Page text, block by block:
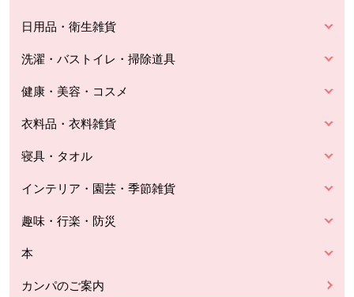
日用品・衛生雑貨
洗濯・バストイレ・掃除道具
健康・美容・コスメ
衣料品・衣料雑貨
寝具・タオル
インテリア・園芸・季節雑貨
趣味・行楽・防災
本
カンパのご案内